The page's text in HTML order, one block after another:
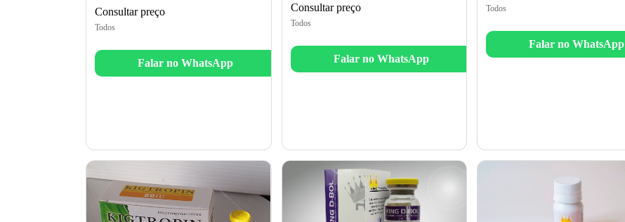
Consultar preço
Todos
Falar no WhatsApp
Consultar preço
Todos
Falar no WhatsApp
Todos
Falar no WhatsApp